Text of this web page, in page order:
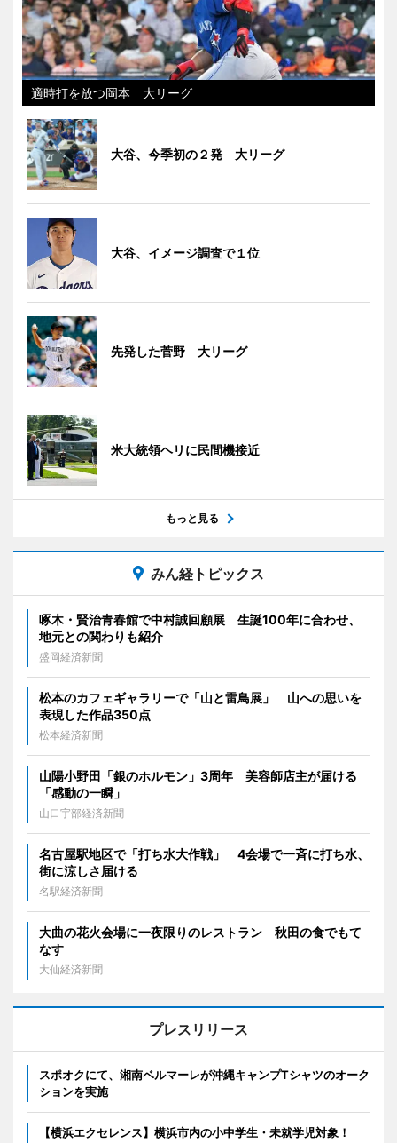
適時打を放つ岡本 大リーグ
大谷、今季初の２発 大リーグ
大谷、イメージ調査で１位
先発した菅野 大リーグ
米大統領ヘリに民間機接近
もっと見る
みん経トピックス
啄木・賢治青春館で中村誠回顧展 生誕100年に合わせ、
地元との関わりも紹介
盛岡経済新聞
松本のカフェギャラリーで「山と雷鳥展」 山への思いを
表現した作品350点
松本経済新聞
山陽小野田「銀のホルモン」3周年 美容師店主が届ける
「感動の一瞬」
山口宇部経済新聞
名古屋駅地区で「打ち水大作戦」 4会場で一斉に打ち水、
街に涼しさ届ける
名駅経済新聞
大曲の花火会場に一夜限りのレストラン 秋田の食でもて
なす
大仙経済新聞
プレスリリース
スポオクにて、湘南ベルマーレが沖縄キャンプTシャツのオーク
ションを実施
【横浜エクセレンス】横浜市内の小中学生・未就学児対象！